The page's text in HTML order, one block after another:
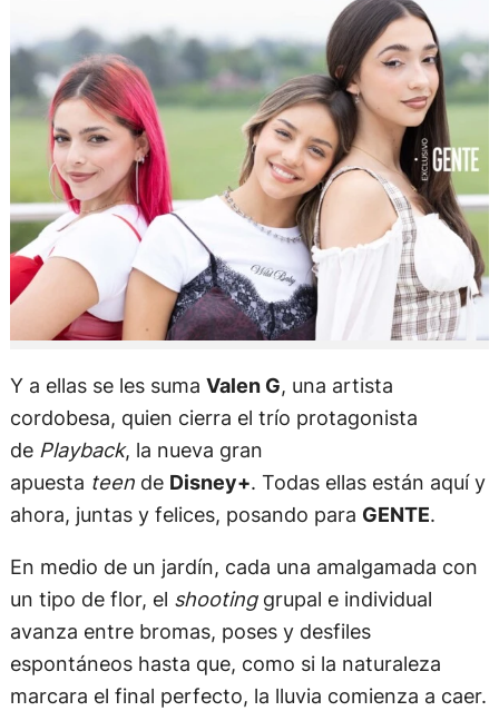
Y a ellas se les suma Valen G, una artista
cordobesa, quien cierra el trío protagonista
de Playback, la nueva gran
apuesta teende Disney+. Todas ellas están aquí y
ahora, juntas y felices, posando para GENTE.
En medio de un jardín, cada una amalgamada con
un tipo de flor, el shootinggrupal e individual
avanza entre bromas, poses y desfiles
espontáneos hasta que, como si la naturaleza
marcara el final perfecto, la lluvia comienza a caer.